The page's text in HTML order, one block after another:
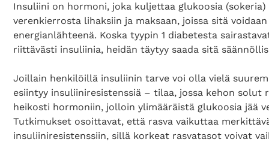
Insuliini on hormoni, joka kuljettaa glukoosia (sokeria)
verenkierrosta lihaksiin ja maksaan, joissa sitä
energianlähteenä. Koska tyypin 1 diabetesta
riittävästi insuliinia, heidän täytyy saada sitä
Joillain henkilöillä insuliinin tarve voi olla vielä
esiintyy insuliiniresistenssiä – tilaa, jossa kehon solut
heikosti hormoniin, jolloin ylimääräistä glukoosia jää
Tutkimukset osoittavat, että rasva vaikuttaa
insuliiniresistenssiin, sillä korkeat rasvatasot voivat